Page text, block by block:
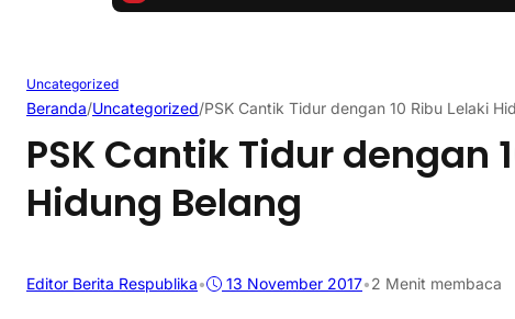
Uncategorized
Beranda/Uncategorized/PSK Cantik Tidur dengan 10 Ribu Lelaki
PSK Cantik Tidur dengan
Hidung Belang
Editor Berita Respublika• 13 November 2017•2 Menit membaca